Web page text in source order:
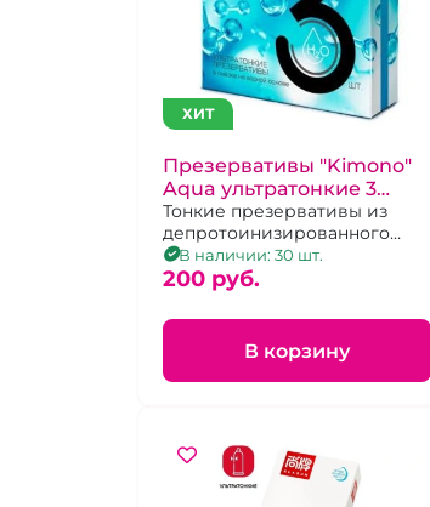
ХИТ
Презервативы "Kimono"
Aqua ультратонкие 3
штуки
Тонкие презервативы из
депротоинизированного
латекса со смазкой на
водной основе
В наличии: 30 шт.
200 pуб.
В корзину